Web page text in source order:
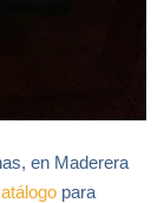
en Maderera
para